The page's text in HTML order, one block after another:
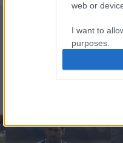
web or
I want to
purposes.
I want to
I want to
I want to
«Θα ανατινάξω τον
Μέσι με τέσσερις
τρομοκρατικές
απειλές που